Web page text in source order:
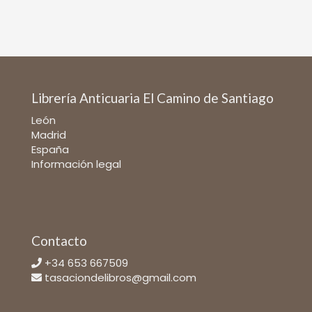
Librería Anticuaria El Camino de Santiago
León
Madrid
España
Información legal
Contacto
+34 653 667509
tasaciondelibros@gmail.com